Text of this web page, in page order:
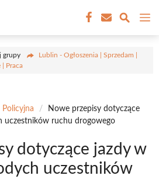
grupy
Lublin - Ogłoszenia | Sprzedam |
| Praca
Policyjna /
Nowe przepisy dotyczące
uczestników ruchu drogowego
dotyczące jazdy w
uczestników